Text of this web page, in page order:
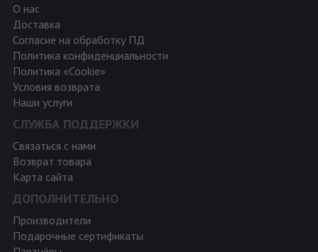
О нас
Доставка
Согласие на обработку ПД
Политика конфиденциальности
Политика «Cookie»
Условия возврата
Наши услуги
СЛУЖБА ПОДДЕРЖКИ
Связаться с нами
Возврат товара
Карта сайта
ДОПОЛНИТЕЛЬНО
Производители
Подарочные сертификаты